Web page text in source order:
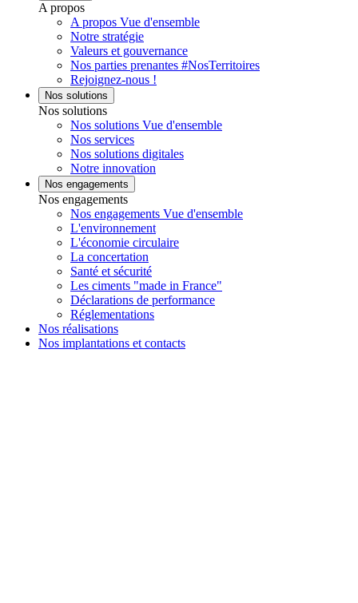
A propos
A propos Vue d'ensemble
Notre stratégie
Valeurs et gouvernance
Nos parties prenantes #NosTerritoires
Rejoignez-nous !
Nos solutions
Nos solutions
Nos solutions Vue d'ensemble
Nos services
Nos solutions digitales
Notre innovation
Nos engagements
Nos engagements
Nos engagements Vue d'ensemble
L'environnement
L'économie circulaire
La concertation
Santé et sécurité
Les ciments "made in France"
Déclarations de performance
Réglementations
Nos réalisations
Nos implantations et contacts